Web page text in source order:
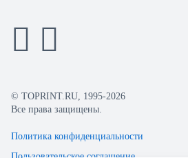
© TOPRINT.RU, 1995-2026
Все права защищены.
Политика конфиденциальности